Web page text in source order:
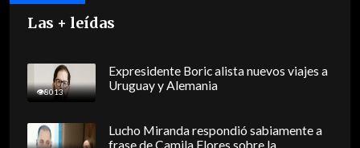
Las + leídas
8013
Expresidente Boric alista nuevos viajes a
Uruguay y Alemania
Lucho Miranda respondió sabiamente a
frase de Camila Flores sobre la